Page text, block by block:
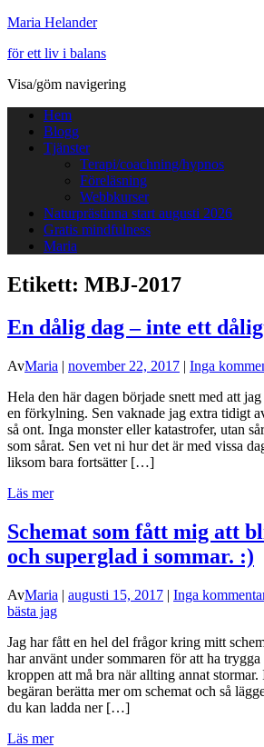
Maria Helander
för ett liv i balans
Visa/göm navigering
Hem
Blogg
Tjänster
Terapi/coachning/hypnos
Föreläsning
Webbkurser
Naturprästinna start augusti 2026
Gratis mindfulness
Maria
Etikett: MBJ-2017
En dålig dag – inte ett
AvMaria | november 22, 2017 | Inga
Hela den här dagen började snett med att
en förkylning. Sen vaknade jag extra tidigt
så ont. Inga monster eller katastrofer, utan
som sårat. Sen vet ni hur det är med vissa
liksom bara fortsätter […]
Läs mer
Schemat som fått mig att
och superglad i sommar. :)
AvMaria | augusti 15, 2017 | Inga
bästa jag
Jag har fått en hel del frågor kring mitt
har använt under sommaren för att ha
kroppen att må bra när allting annat stormar.
begäran berätta mer om schemat och så
du kan ladda ner […]
Läs mer